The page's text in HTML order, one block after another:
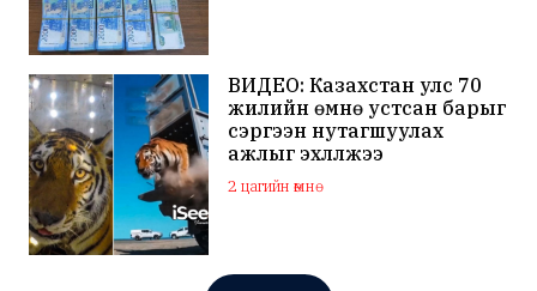
ВИДЕО: Казахстан улс 70
жилийн өмнө устсан барыг
сэргээн нутагшуулах
ажлыг эхлүүлжээ
2 цагийн өмнө